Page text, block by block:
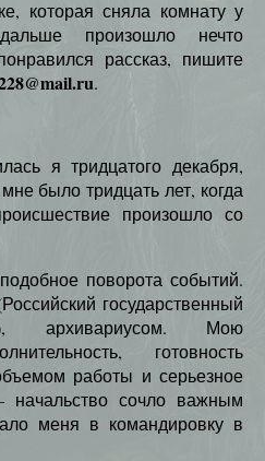
которая сняла комнату у
произошло нечто
рассказ, пишите
.
я тридцатого декабря,
было тридцать лет, когда
произошло со
поворота событий.
государственный
архивариусом. Мою
готовность
работы и серьезное
сочло важным
меня в командировку в